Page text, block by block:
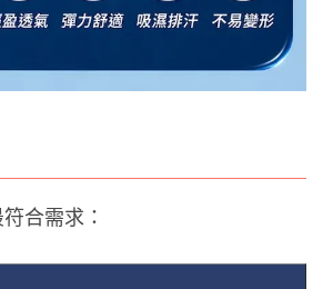
合需求：